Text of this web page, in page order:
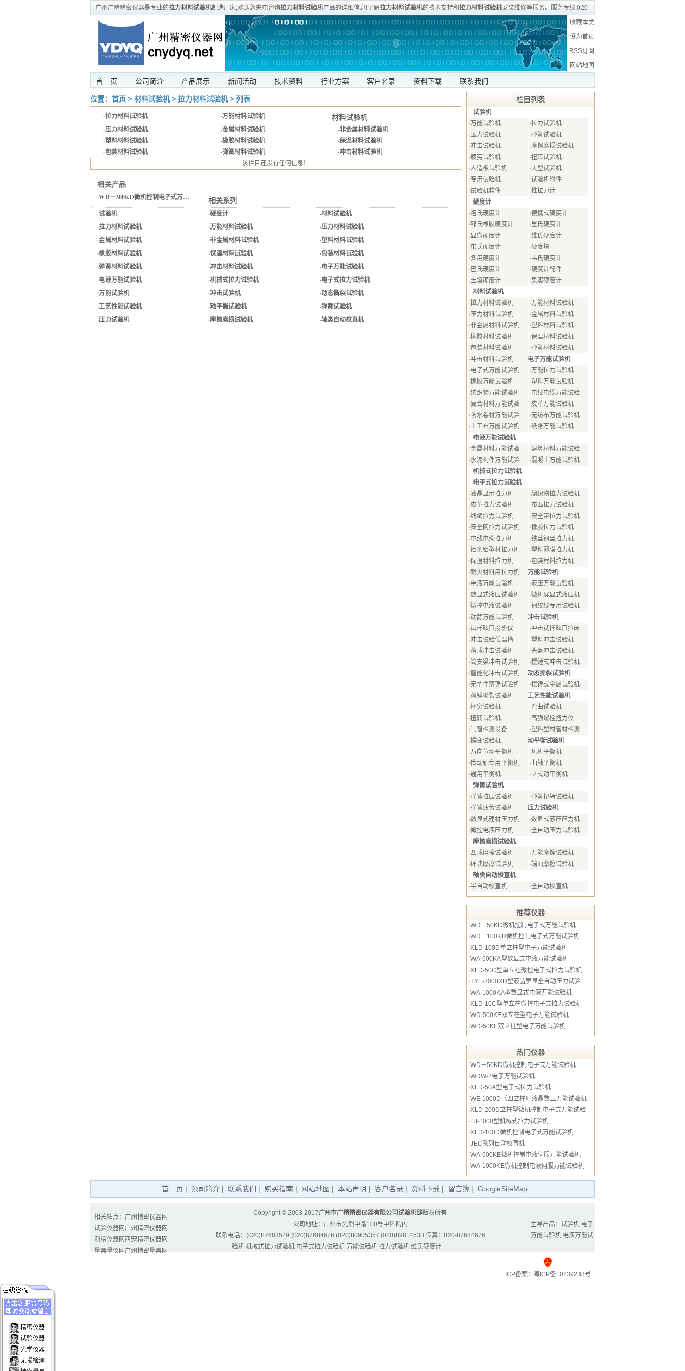
广州广精精密仪器是专业的拉力材料试验机制造厂家,欢迎您来电咨询拉力材料试验机产品的详细信息!了解拉力材料试验机的技术支持和拉力材料试验机安装维修等服务。服务专线:020-
80905357
收藏本类
设为首页
RSS订阅
网站地图
首 页 公司简介 产品展示 新闻活动 技术资料 行业方案 客户名录 资料下载 联系我们
位置： 首页 > 材料试验机> 拉力材料试验机> 列表
材料试验机
·拉力材料试验机 ·万能材料试验机
·压力材料试验机 ·金属材料试验机 ·非金属材料试验机
·塑料材料试验机 ·橡胶材料试验机 ·保温材料试验机
·包装材料试验机 ·弹簧材料试验机 ·冲击材料试验机
该栏目还没有任何信息！
相关产品
·WD－300KD微机控制电子式万… 相关系列
·试验机 ·硬度计 ·材料试验机
·拉力材料试验机 ·万能材料试验机 ·压力材料试验机
·金属材料试验机 ·非金属材料试验机 ·塑料材料试验机
·橡胶材料试验机 ·保温材料试验机 ·包装材料试验机
·弹簧材料试验机 ·冲击材料试验机 ·电子万能试验机
·电液万能试验机 ·机械式拉力试验机 ·电子式拉力试验机
·万能试验机 ·冲击试验机 ·动态撕裂试验机
·工艺性能试验机 ·动平衡试验机 ·弹簧试验机
·压力试验机 ·摩擦磨损试验机 ·轴类自动校直机
栏目列表
试验机
·万能试验机 ·拉力试验机
·压力试验机 ·弹簧试验机
·冲击试验机 ·摩擦磨损试验机
·疲劳试验机 ·扭转试验机
·人造板试验机 ·大型试验机
·专用试验机 ·试验机附件
·试验机软件 ·推拉力计
硬度计
·洛氏硬度计 ·便携式硬度计
·邵氏橡胶硬度计 ·里氏硬度计
·显微硬度计 ·维氏硬度计
·布氏硬度计 ·硬度块
·多用硬度计 ·韦氏硬度计
· 巴氏硬度计 ·硬度计配件
·土壤硬度计 ·果实硬度计
材料试验机
·拉力材料试验机 ·万能材料试验机
·压力材料试验机 ·金属材料试验机
·非金属材料试验机 ·塑料材料试验机
·橡胶材料试验机 ·保温材料试验机
·包装材料试验机 ·弹簧材料试验机
·冲击材料试验机 电子万能试验机
·电子式万能试验机 ·万能拉力试验机
·橡胶万能试验机 ·塑料万能试验机
·纺织物万能试验机 ·电线电缆万能试验
·复合材料万能试验 ·皮革万能试验机
· 防水卷材万能试验 ·无纺布万能试验机
·土工布万能试验机 ·纸张万能试验机
电液万能试验机
·金属材料万能试验 ·建筑材料万能试验
·水泥构件万能试验 ·混凝土万能试验机
机械式拉力试验机
电子式拉力试验机
·液晶显示拉力机 ·编织物拉力试验机
·皮革拉力试验机 ·布匹拉力试验机
·线绳拉力试验机 ·安全带拉力试验机
·安全网拉力试验机 ·橡胶拉力试验机
·电线电缆拉力机 ·铁丝钢丝拉力机
·铝条铝型材拉力机 ·塑料薄膜拉力机
·保温材料拉力机 ·包装材料拉力机
·耐火材料用拉力机 万能试验机
·电液万能试验机 ·液压万能试验机
·数显式液压试验机 ·微机屏显式液压机
·微控电液试验机 ·钢绞线专用试验机
·动静万能试验机 冲击试验机
·试样缺口投影仪 ·冲击试样缺口拉床
·冲击试验低温槽 ·塑料冲击试验机
·落球冲击试验机 ·头盔冲击试验机
·简支梁冲击试验机 ·摆锤式冲击试验机
·智能化冲击试验机 动态撕裂试验机
·无塑性落锤试验机 ·摆锤式金属试验机
·落锤撕裂试验机 工艺性能试验机
·杯突试验机 ·弯曲试验机
·扭转试验机 ·高强螺栓扭力仪
·门窗检测设备 ·塑料型材管材检测
·蠕变试验机 动平衡试验机
·万向节动平衡机 ·风机平衡机
·传动轴专用平衡机 ·曲轴平衡机
·通用平衡机 ·立式动平衡机
弹簧试验机
·弹簧拉压试验机 ·弹簧扭转试验机
·弹簧疲劳试验机 压力试验机
·数显式建材压力机 ·数显式液压压力机
·微控电液压力机 ·全自动压力试验机
摩擦磨损试验机
· 四球磨擦试验机 ·万能摩擦试验机
·环块摩擦试验机 ·端面摩擦试验机
轴类自动校直机
·半自动校直机 ·全自动校直机
推荐仪器
·WD－50KD微机控制电子式万能试验机
·WD－100KD微机控制电子式万能试验机
·XLD-100D单立柱型电子万能试验机
·WA-600KA型数显式电液万能试验机
·XLD-50C型单立柱微控电子式拉力试验机
·TYE-3000KD型液晶屏显全自动压力试验
·WA-1000KA型数显式电液万能试验机
·XLD-10C型单立柱微控电子式拉力试验机
·WD-500KE双立柱型电子万能试验机
·WD-50KE双立柱型电子万能试验机
热门仪器
·WD－50KD微机控制电子式万能试验机
·WDW-2电子万能试验机
·XLD-50A型电子式拉力试验机
·WE-1000D（四立柱）液晶数显万能试验机
·XLD-200D立柱型微机控制电子式万能试验
· LJ-1000型机械式拉力试验机
·XLD-100D微机控制电子式万能试验机
·JEC系列自动校直机
·WA-600KE微机控制电液伺服万能试验机
·WA-1000KE微机控制电液伺服万能试验机
首 页 | 公司简介 | 联系我们 | 购买指南 | 网站地图 | 本站声明 | 客户名录 | 资料下载 | 留言簿 | GoogleSiteMap
相关站点： 广州精密仪器网
试验仪器网 广州精密仪器网
测绘仪器网 西安精密仪器网
量具量仪网 广州精密量具网
Copyright © 2003-2017广州市广精精密仪器有限公司试验机部版权所有
公司地址：广州市先烈中路100号中科院内
联系电话：(020)87683529 (020)87684676 (020)80905357 (020)89814538 传真：020-87684676
ICP备案： 粤ICP备10239233号
主导产品： 试验机 电子
万能试验机 电液万能试
验机 机械式拉力试验机 电子式拉力试验机 万能试验机 拉力试验机 维氏硬度计
精密仪器
试验仪器
光学仪器
无损检测